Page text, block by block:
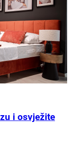
i osvježite